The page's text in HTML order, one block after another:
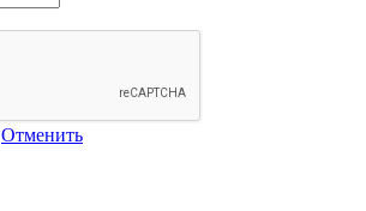
Отменить